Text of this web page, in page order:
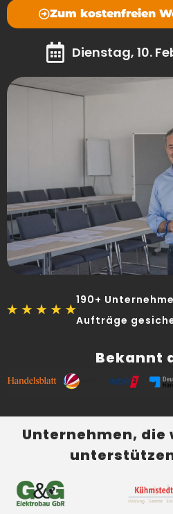
Zum kostenfreien
Dienstag, 10.
190+
Aufträge
Bekannt
Unternehmen,